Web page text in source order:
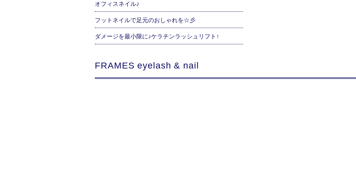
オフィスネイル♪
フットネイルで足元のおしゃれを☆彡
ダメージを最小限に♪ケラチンラッシュリフト↑
FRAMES eyelash & nail